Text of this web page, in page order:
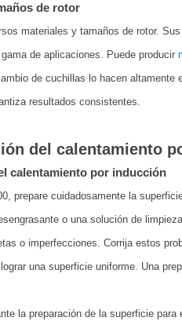
de rotor
materiales y tamaños de rotor.
de aplicaciones. Puede producir
de cuchillas lo hacen
resultados consistentes.
del calentamiento
calentamiento por inducción
prepare cuidadosamente la
o una solución de
o imperfecciones. Corrija estos
una superficie uniforme. Una
la preparación de la superficie